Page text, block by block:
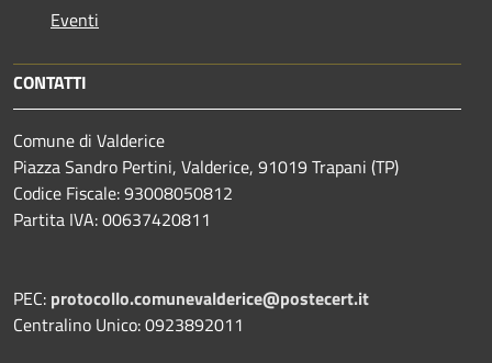
Eventi
CONTATTI
Comune di Valderice
Piazza Sandro Pertini, Valderice, 91019 Trapani (TP)
Codice Fiscale: 93008050812
Partita IVA: 00637420811
PEC: protocollo.comunevalderice@postecert.it
Centralino Unico: 0923892011